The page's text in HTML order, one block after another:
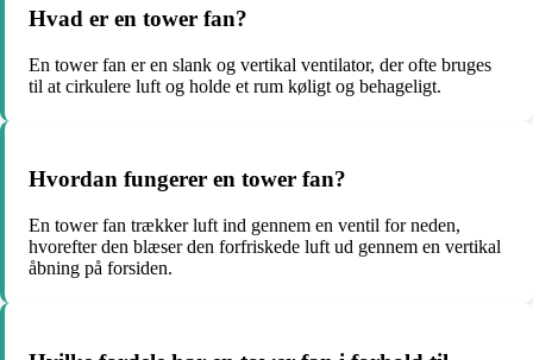
Hvad er en tower fan?
En tower fan er en slank og vertikal ventilator, der ofte bruges
til at cirkulere luft og holde et rum køligt og behageligt.
Hvordan fungerer en tower fan?
En tower fan trækker luft ind gennem en ventil for neden,
hvorefter den blæser den forfriskede luft ud gennem en vertikal
åbning på forsiden.